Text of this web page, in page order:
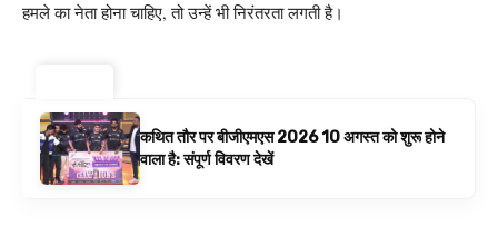
हमले का नेता होना चाहिए, तो उन्हें भी निरंतरता लगती है।
कथित तौर पर बीजीएमएस 2026 10 अगस्त को शुरू होने
वाला है: संपूर्ण विवरण देखें